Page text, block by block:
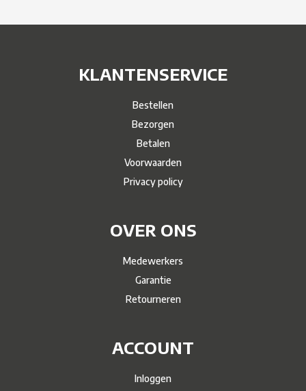
KLANTENSERVICE
Bestellen
Bezorgen
Betalen
Voorwaarden
Privacy policy
OVER ONS
Medewerkers
Garantie
Retourneren
ACCOUNT
Inloggen